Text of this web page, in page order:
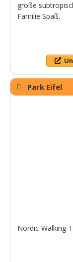
große
Familie Spaß.
Park Eifel
Nordic-Walking-